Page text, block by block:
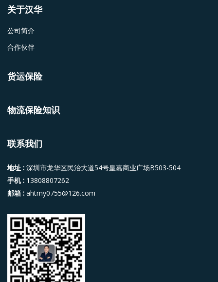
关于汉华
公司简介
合作伙伴
货运保险
物流保险知识
联系我们
地址 : 深圳市龙华区民治大道54号皇嘉商业广场B503-504
手机 : 13808807262
邮箱 : ahtmy0755@126.com